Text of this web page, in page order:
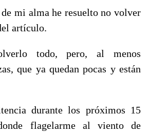
mi alma he resuelto no volver
artículo.
todo, pero, al menos
que ya quedan pocas y están
durante los próximos 15
flagelarme al viento de